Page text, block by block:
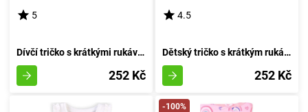
5
Dívčí tričko s krátkými rukávy, značky Minoti, Whoa 6, odstín růžové barvy - velikost 152/158 | pro děti ve věku 12 až 13 let
252 Kč
4.5
Dětský tričko s krátkým rukávem pro chlapce, značky Minoti, design Break 5, odstín fialové - velikost 152/158 | pro věk 12/13 let
252 Kč
-100%